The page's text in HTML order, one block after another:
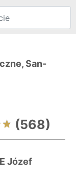
San-
(568)
Józef